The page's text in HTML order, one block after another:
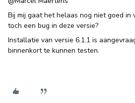
Bij mij gaat het helaas nog niet goed in
toch een bug in deze versie?
Installatie van versie 6.1.1 is
binnenkort te kunnen testen.